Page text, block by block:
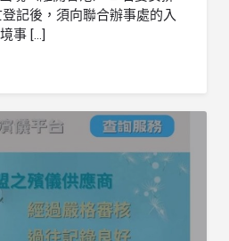
記後，須向聯合辦事處的入
境事 […]